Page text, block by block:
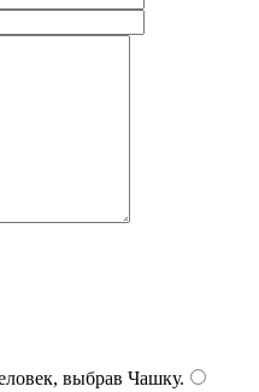
выбрав Чашку.